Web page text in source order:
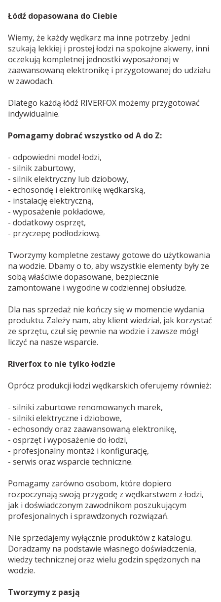
Łódź dopasowana do Ciebie
Wiemy, że każdy wędkarz ma inne potrzeby. Jedni
szukają lekkiej i prostej łodzi na spokojne akweny, inni
oczekują kompletnej jednostki wyposażonej w
zaawansowaną elektronikę i przygotowanej do udziału
w zawodach.
Dlatego każdą łódź RIVERFOX możemy przygotować
indywidualnie.
Pomagamy dobrać wszystko od A do Z:
- odpowiedni model łodzi,
- silnik zaburtowy,
- silnik elektryczny lub dziobowy,
- echosondę i elektronikę wędkarską,
- instalację elektryczną,
- wyposażenie pokładowe,
- dodatkowy osprzęt,
- przyczepę podłodziową.
Tworzymy kompletne zestawy gotowe do użytkowania
na wodzie. Dbamy o to, aby wszystkie elementy były ze
sobą właściwie dopasowane, bezpiecznie
zamontowane i wygodne w codziennej obsłudze.
Dla nas sprzedaż nie kończy się w momencie wydania
produktu. Zależy nam, aby klient wiedział, jak korzystać
ze sprzętu, czuł się pewnie na wodzie i zawsze mógł
liczyć na nasze wsparcie.
Riverfox to nie tylko łodzie
Oprócz produkcji łodzi wędkarskich oferujemy również:
- silniki zaburtowe renomowanych marek,
- silniki elektryczne i dziobowe,
- echosondy oraz zaawansowaną elektronikę,
- osprzęt i wyposażenie do łodzi,
- profesjonalny montaż i konfigurację,
- serwis oraz wsparcie techniczne.
Pomagamy zarówno osobom, które dopiero
rozpoczynają swoją przygodę z wędkarstwem z łodzi,
jak i doświadczonym zawodnikom poszukującym
profesjonalnych i sprawdzonych rozwiązań.
Nie sprzedajemy wyłącznie produktów z katalogu.
Doradzamy na podstawie własnego doświadczenia,
wiedzy technicznej oraz wielu godzin spędzonych na
wodzie.
Tworzymy z pasją